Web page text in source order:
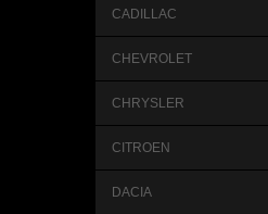
CADILLAC
CHEVROLET
CHRYSLER
CITROEN
DACIA